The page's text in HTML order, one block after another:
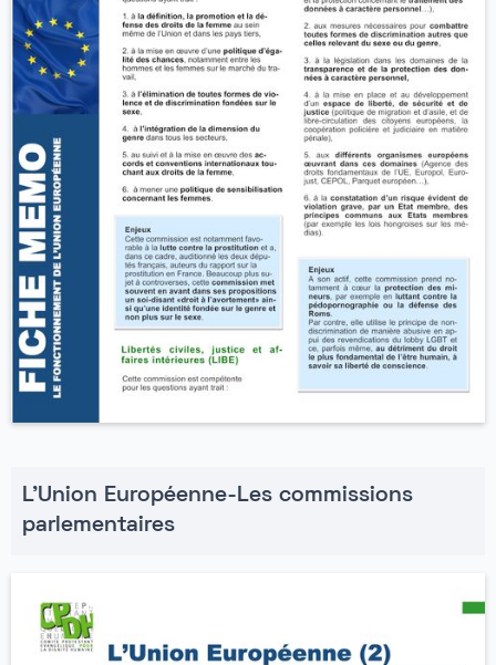
L'Union Européenne-Les commissions
parlementaires